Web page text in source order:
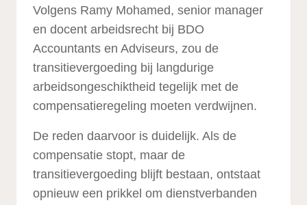
Volgens Ramy Mohamed, senior manager
en docent arbeidsrecht bij BDO
Accountants en Adviseurs, zou de
transitievergoeding bij langdurige
arbeidsongeschiktheid tegelijk met de
compensatieregeling moeten verdwijnen.
De reden daarvoor is duidelijk. Als de
compensatie stopt, maar de
transitievergoeding blijft bestaan, ontstaat
opnieuw een prikkel om dienstverbanden